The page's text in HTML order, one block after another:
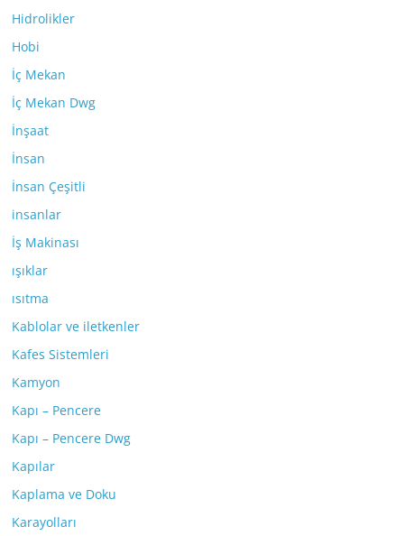
Hidrolikler
Hobi
İç Mekan
İç Mekan Dwg
İnşaat
İnsan
İnsan Çeşitli
insanlar
İş Makinası
ışıklar
ısıtma
Kablolar ve iletkenler
Kafes Sistemleri
Kamyon
Kapı – Pencere
Kapı – Pencere Dwg
Kapılar
Kaplama ve Doku
Karayolları